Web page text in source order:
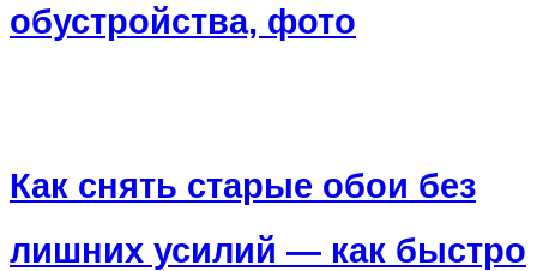
обустройства, фото
Как снять старые обои без
лишних усилий — как быстро